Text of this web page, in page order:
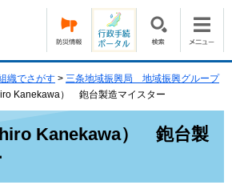
織でさがす > 三条地域振興局 地域振興グループ
Kanekawa） 鉋台製造マイスター
Kanekawa） 鉋台製